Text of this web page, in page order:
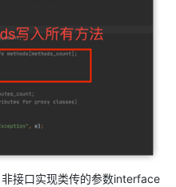
接口实现类传的参数interface